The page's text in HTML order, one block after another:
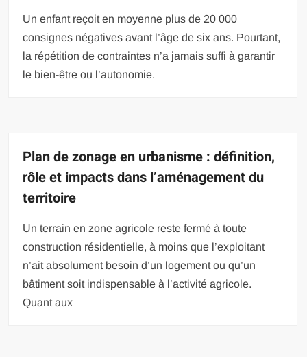
Un enfant reçoit en moyenne plus de 20 000
consignes négatives avant l’âge de six ans. Pourtant,
la répétition de contraintes n’a jamais suffi à garantir
le bien-être ou l’autonomie.
Plan de zonage en urbanisme : définition,
rôle et impacts dans l’aménagement du
territoire
Un terrain en zone agricole reste fermé à toute
construction résidentielle, à moins que l’exploitant
n’ait absolument besoin d’un logement ou qu’un
bâtiment soit indispensable à l’activité agricole.
Quant aux